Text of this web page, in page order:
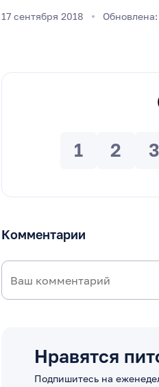
17 сентября 2018
3
2
1
Комментарии
Нравятся
Подпишитесь на